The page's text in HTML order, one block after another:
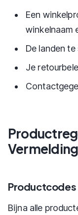
Een
winkelnaam
De landen
Je
Productcodes
Bijna alle